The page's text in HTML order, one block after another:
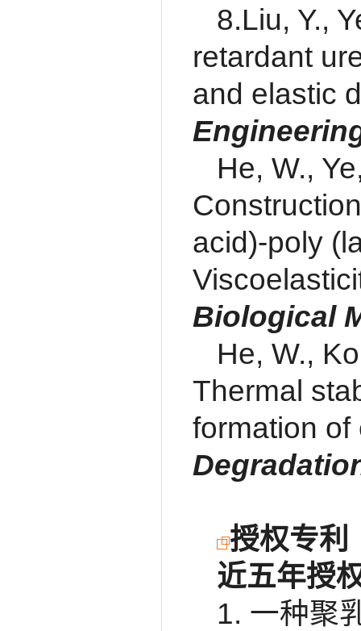
8.Liu, Y.,
retardant
and elastic
He, W.,
acid)-poly
Biological
He, W.,
Thermal
formation of
授权专利
近五年授
1. 一种聚